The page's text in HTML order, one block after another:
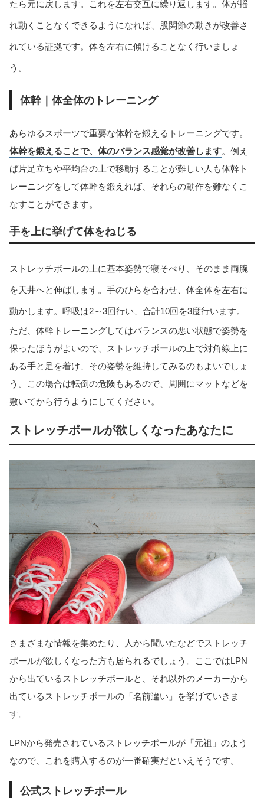
たら元に戻します。これを左右交互に繰り返します。体が揺
れ動くことなくできるようになれば、股関節の動きが改善さ
れている証拠です。体を左右に傾けることなく行いましょ
う。
体幹｜体全体のトレーニング
あらゆるスポーツで重要な体幹を鍛えるトレーニングです。
体幹を鍛えることで、体のバランス感覚が改善します。例え
ば片足立ちや平均台の上で移動することが難しい人も体幹ト
レーニングをして体幹を鍛えれば、それらの動作を難なくこ
なすことができます。
手を上に挙げて体をねじる
ストレッチポールの上に基本姿勢で寝そべり、そのまま両腕
を天井へと伸ばします。手のひらを合わせ、体全体を左右に
動かします。呼吸は2～3回行い、合計10回を3度行います。
ただ、体幹トレーニングしてはバランスの悪い状態で姿勢を
保ったほうがよいので、ストレッチポールの上で対角線上に
ある手と足を着け、その姿勢を維持してみるのもよいでしょ
う。この場合は転倒の危険もあるので、周囲にマットなどを
敷いてから行うようにしてください。
ストレッチポールが欲しくなったあなたに
さまざまな情報を集めたり、人から聞いたなどでストレッチ
ポールが欲しくなった方も居られるでしょう。ここではLPN
から出ているストレッチポールと、それ以外のメーカーから
出ているストレッチポールの「名前違い」を挙げていきま
す。
LPNから発売されているストレッチポールが「元祖」のよう
なので、これを購入するのが一番確実だといえそうです。
公式ストレッチポール